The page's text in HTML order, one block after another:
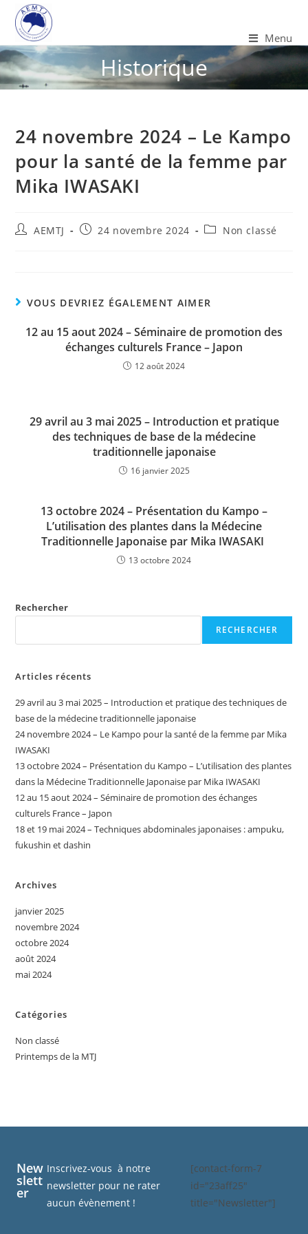
Menu
Historique
24 novembre 2024 – Le Kampo
pour la santé de la femme par
Mika IWASAKI
AEMTJ 24 novembre 2024 Non classé
VOUS DEVRIEZ ÉGALEMENT AIMER
12 au 15 aout 2024 – Séminaire de promotion des
échanges culturels France – Japon
12 août 2024
29 avril au 3 mai 2025 – Introduction et pratique
des techniques de base de la médecine
traditionnelle japonaise
16 janvier 2025
13 octobre 2024 – Présentation du Kampo –
L’utilisation des plantes dans la Médecine
Traditionnelle Japonaise par Mika IWASAKI ​
13 octobre 2024
Rechercher
RECHERCHER
Articles récents
29 avril au 3 mai 2025 – Introduction et pratique des techniques de
base de la médecine traditionnelle japonaise
24 novembre 2024 – Le Kampo pour la santé de la femme par Mika
IWASAKI
13 octobre 2024 – Présentation du Kampo – L’utilisation des plantes
dans la Médecine Traditionnelle Japonaise par Mika IWASAKI ​
12 au 15 aout 2024 – Séminaire de promotion des échanges
culturels France – Japon
18 et 19 mai 2024 – Techniques abdominales japonaises : ampuku,
fukushin et dashin
Archives
janvier 2025
novembre 2024
octobre 2024
août 2024
mai 2024
Catégories
Non classé
Printemps de la MTJ
New
slett
er
Inscrivez-vous à notre
newsletter pour ne rater
aucun évènement !
[contact-form-7
id="23aff25"
title="Newsletter"]